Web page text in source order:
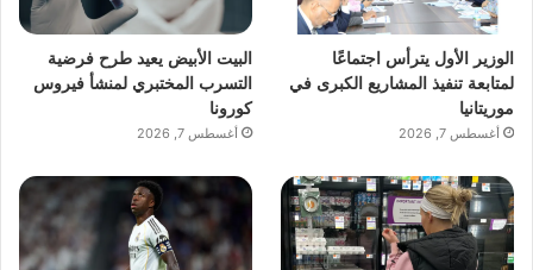
الوزير الأول يترأس اجتماعًا
لمتابعة تنفيذ المشاريع الكبرى في
موريتانيا
أغسطس 7, 2026
البيت الأبيض يعيد طرح فرضية
التسرب المختبري لمنشأ فيروس
كورونا
أغسطس 7, 2026